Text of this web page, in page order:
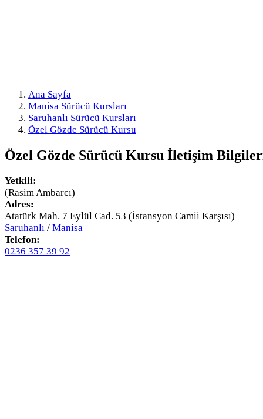
Ana Sayfa
Manisa Sürücü Kursları
Saruhanlı Sürücü Kursları
Özel Gözde Sürücü Kursu
Özel Gözde Sürücü Kursu İletişim
Yetkili:
(Rasim Ambarcı)
Adres:
Atatürk Mah. 7 Eylül Cad. 53 (İstansyon Camii Karşısı)
Saruhanlı / Manisa
Telefon:
0236 357 39 92